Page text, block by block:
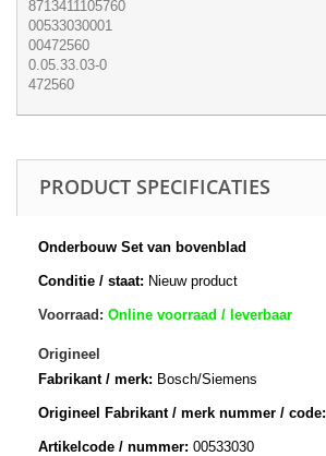
8713411105760
00533030001
00472560
0.05.33.03-0
472560
PRODUCT SPECIFICATIES
Onderbouw Set van bovenblad
Conditie / staat: Nieuw product
Voorraad: Online voorraad / leverbaar
Origineel
Fabrikant / merk: Bosch/Siemens
Origineel Fabrikant / merk nummer / code:
Artikelcode / nummer: 00533030